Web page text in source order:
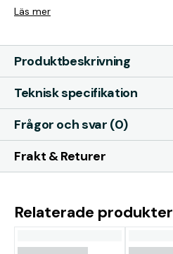
Läs mer
Produktbeskrivning
Teknisk specifikation
Frågor och svar (0)
Frakt & Returer
Relaterade produkter